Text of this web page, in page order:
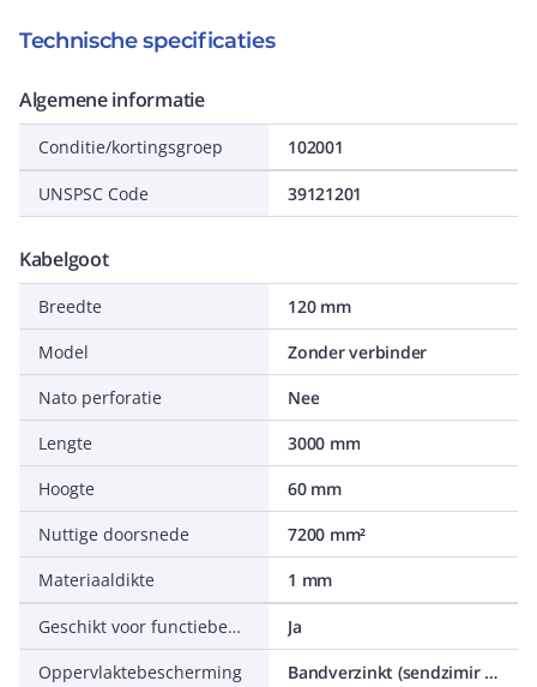
Technische specificaties
Algemene informatie
Conditie/kortingsgroep 102001
UNSPSC Code 39121201
Kabelgoot
Breedte
120 mm
Model
Zonder verbinder
Nato perforatie
Nee
Lengte
3000 mm
Hoogte
60 mm
Nuttige doorsnede
7200 mm²
Materiaaldikte
1 mm
Geschikt voor functiebehoud
Ja
Oppervlaktebescherming
Bandverzinkt (sendzimir verzinkt)